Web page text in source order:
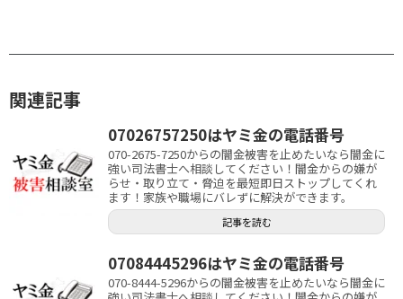
関連記事
07026757250はヤミ金の電話番号
070-2675-7250からの闇金被害を止めたいなら闇金に
強い司法書士へ相談してください！闇金からの嫌が
らせ・取り立て・脅迫を最短即日ストップしてくれ
ます！家族や職場にバレずに解決ができます。
記事を読む
07084445296はヤミ金の電話番号
070-8444-5296からの闇金被害を止めたいなら闇金に